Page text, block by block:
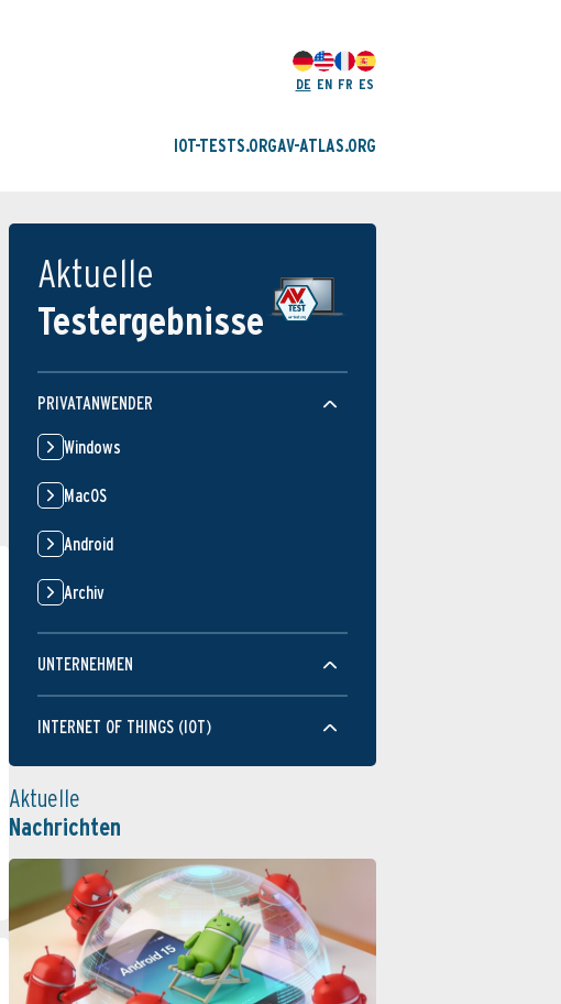
DE EN FR ES
IOT-TESTS.ORGAV-ATLAS.ORG
Aktuelle
Testergebnisse
PRIVATANWENDER
Windows
MacOS
Android
Archiv
UNTERNEHMEN
INTERNET OF THINGS (IOT)
Aktuelle
Nachrichten